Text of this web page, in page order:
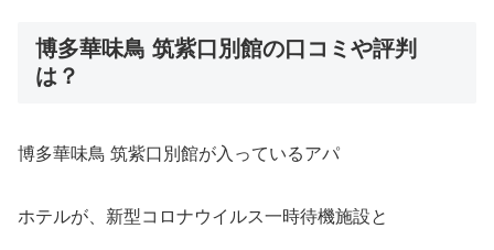
博多華味鳥 筑紫口別館の口コミや評判
は？
博多華味鳥 筑紫口別館が入っているアパ
ホテルが、新型コロナウイルス一時待機施設と